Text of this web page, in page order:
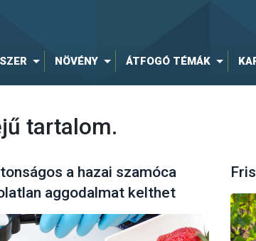
NÖVÉNY ÁTFOGÓ TÉMÁK
tartalom.
a hazai szamóca
aggodalmat kelthet